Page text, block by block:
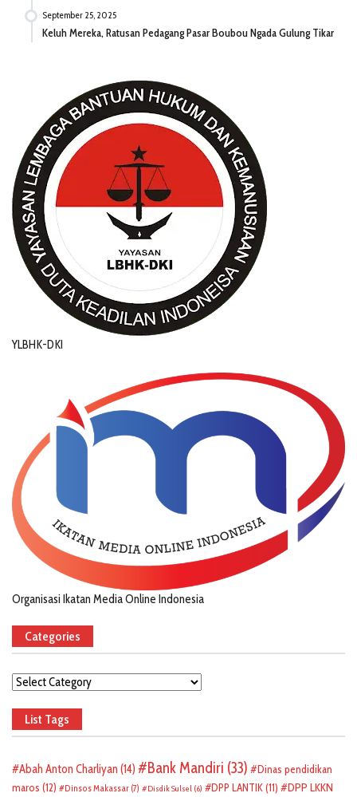
September 25, 2025
Keluh Mereka, Ratusan Pedagang Pasar Boubou Ngada Gulung Tikar
YLBHK-DKI
Organisasi Ikatan Media Online Indonesia
Categories
Categories
List Tags
Abah Anton Charliyan (14) Bank Mandiri (33)
Dinas pendidikan
maros (12) Dinsos Makassar (7) Disdik Sulsel (6) DPP LANTIK(11)
DPP LKKN